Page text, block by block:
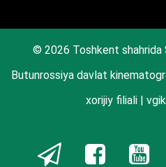
© 2026 Toshkent shahrida
Butunrossiya davlat
xorijiy filiali |